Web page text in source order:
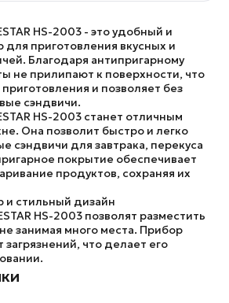
HS-2003 - это удобный и
приготовления вкусных и
Благодаря антипригарному
не прилипают к поверхности, что
и позволяет без
сэндвичи.
HS-2003 станет отличным
Она позволит быстро и легко
сэндвичи для завтрака, перекуса
покрытие обеспечивает
продуктов, сохраняя их
и стильный дизайн
HS-2003 позволят разместить
занимая много места. Прибор
что делает его